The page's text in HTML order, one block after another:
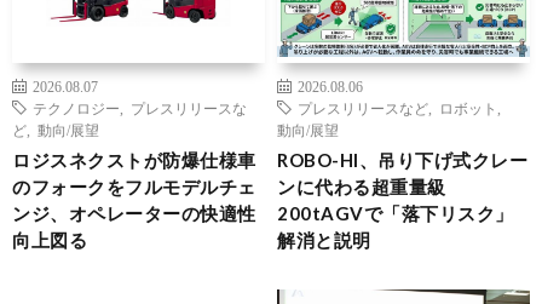
2026.08.07
テクノロジー
プレスリリースな
ど
動向/展望
ロジスネクストが防爆仕様車
のフォークをフルモデルチェ
ンジ、オペレーターの快適性
向上図る
2026.08.06
プレスリリースなど
ロボット
動向/展望
ROBO-HI、吊り下げ式クレー
ンに代わる超重量級
200tAGVで「落下リスク」
解消と説明